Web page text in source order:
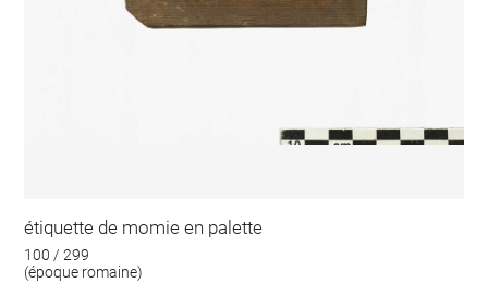
étiquette de momie en palette
100 / 299
(époque romaine)